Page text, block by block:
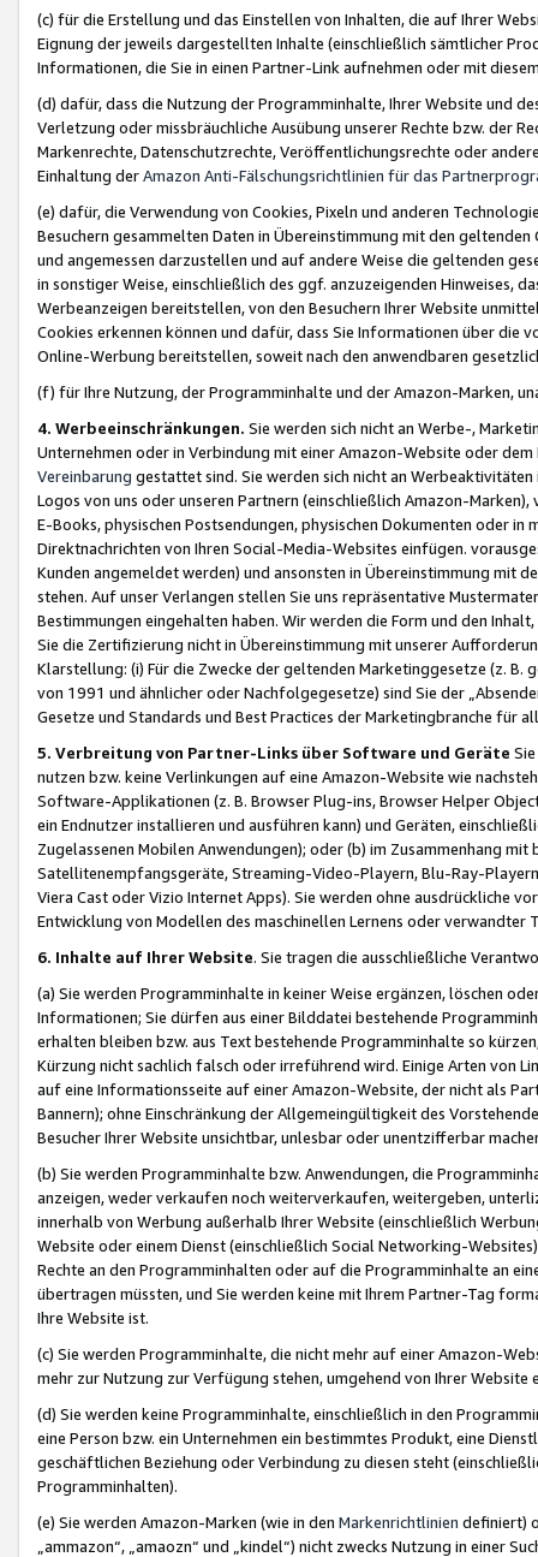
(c) für die Erstellung und das Einstellen von Inhalten, die auf Ihrer
Eignung der jeweils dargestellten Inhalte (einschließlich sämtlicher
Informationen, die Sie in einen Partner-Link aufnehmen oder mit
(d) dafür, dass die Nutzung der Programminhalte, Ihrer Website und
Verletzung oder missbräuchliche Ausübung unserer Rechte bzw. der
Markenrechte, Datenschutzrechte, Veröffentlichungsrechte oder
Einhaltung derAmazon Anti-Fälschungsrichtlinien für das
(e) dafür, die Verwendung von Cookies, Pixeln und anderen
Besuchern gesammelten Daten in Übereinstimmung mit den
und angemessen darzustellen und auf andere Weise die geltenden
in sonstiger Weise, einschließlich des ggf. anzuzeigenden Hinweises,
Werbeanzeigen bereitstellen, von den Besuchern Ihrer Website
Cookies erkennen können und dafür, dass Sie Informationen über die
Online-Werbung bereitstellen, soweit nach den anwendbaren
(f) für Ihre Nutzung, der Programminhalte und der Amazon-Marken,
4. Werbeeinschränkungen. Sie werden sich nicht an Werbe-,
Unternehmen oder in Verbindung mit einer Amazon-Website oder
Vereinbarung gestattet sind. Sie werden sich nicht an
Logos von uns oder unseren Partnern (einschließlich Amazon-
E-Books, physischen Postsendungen, physischen Dokumenten oder in
Direktnachrichten von Ihren Social-Media-Websites einfügen.
Kunden angemeldet werden) und ansonsten in Übereinstimmung mit
stehen. Auf unser Verlangen stellen Sie uns repräsentative
Bestimmungen eingehalten haben. Wir werden die Form und den
Sie die Zertifizierung nicht in Übereinstimmung mit unserer
Klarstellung: (i) Für die Zwecke der geltenden Marketinggesetze (z. B.
von 1991 und ähnlicher oder Nachfolgegesetze) sind Sie der
Gesetze und Standards und Best Practices der Marketingbranche für
5. Verbreitung von Partner-Links über Software und Geräte
nutzen bzw. keine Verlinkungen auf eine Amazon-Website wie
Software-Applikationen (z. B. Browser Plug-ins, Browser Helper
ein Endnutzer installieren und ausführen kann) und Geräten,
Zugelassenen Mobilen Anwendungen); oder (b) im Zusammenhang
Satellitenempfangsgeräte, Streaming-Video-Playern, Blu-Ray-
Viera Cast oder Vizio Internet Apps). Sie werden ohne ausdrückliche
Entwicklung von Modellen des maschinellen Lernens oder
6. Inhalte auf Ihrer Website. Sie tragen die ausschließliche
(a) Sie werden Programminhalte in keiner Weise ergänzen, löschen
Informationen; Sie dürfen aus einer Bilddatei bestehende
erhalten bleiben bzw. aus Text bestehende Programminhalte so
Kürzung nicht sachlich falsch oder irreführend wird. Einige Arten von
auf eine Informationsseite auf einer Amazon-Website, der nicht als
Bannern); ohne Einschränkung der Allgemeingültigkeit des
Besucher Ihrer Website unsichtbar, unlesbar oder unentzifferbar
(b) Sie werden Programminhalte bzw. Anwendungen, die
anzeigen, weder verkaufen noch weiterverkaufen, weitergeben,
innerhalb von Werbung außerhalb Ihrer Website (einschließlich
Website oder einem Dienst (einschließlich Social Networking-
Rechte an den Programminhalten oder auf die Programminhalte an
übertragen müssten, und Sie werden keine mit Ihrem Partner-Tag
Ihre Website ist.
(c) Sie werden Programminhalte, die nicht mehr auf einer Amazon-
mehr zur Nutzung zur Verfügung stehen, umgehend von Ihrer
(d) Sie werden keine Programminhalte, einschließlich in den
eine Person bzw. ein Unternehmen ein bestimmtes Produkt, eine
geschäftlichen Beziehung oder Verbindung zu diesen steht
Programminhalten).
(e) Sie werden Amazon-Marken (wie in den Markenrichtlinien definiert)
„ammazon“, „amaozn“ und „kindel“) nicht zwecks Nutzung in einer